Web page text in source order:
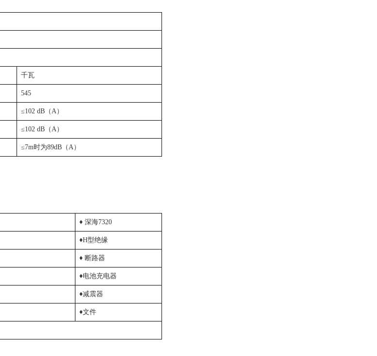
千瓦
545
≤102 dB（A）
≤102 dB（A）
≤7m时为89dB（A）
♦ 深海7320
♦H型绝缘
♦ 断路器
♦电池充电器
♦减震器
♦文件